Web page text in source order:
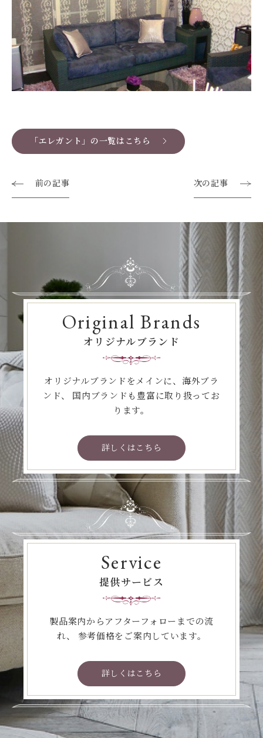
「エレガント」の一覧はこちら
前の記事 次の記事
Original Brands
オリジナルブランド
オリジナルブランドをメインに、海外ブラ
ンド、
国内ブランドも豊富に取り扱ってお
ります。
詳しくはこちら
Service
提供サービス
製品案内からアフターフォローまでの流
れ、
参考価格をご案内しています。
詳しくはこちら